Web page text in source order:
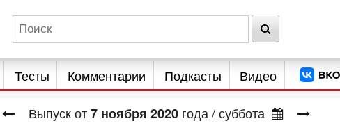
Тесты Комментарии Подкасты Видео
Выпуск от7 ноября 2020 года/ суббота